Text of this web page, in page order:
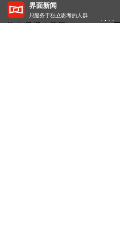
汽车早报｜尊界V800、V680
“锂业双雄”净利齐翻番，扣
级